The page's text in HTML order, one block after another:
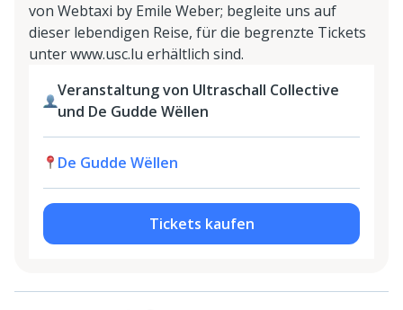
von Webtaxi by Emile Weber; begleite uns auf
dieser lebendigen Reise, für die begrenzte Tickets
unter www.usc.lu erhältlich sind.
Veranstaltung von Ultraschall Collective
und De Gudde Wëllen
De Gudde Wëllen
Tickets kaufen